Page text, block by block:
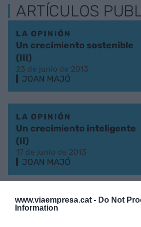
www.viaempresa.cat - Do Not
Information
ARTÍCULOS
LA OPINIÓN
Un crecimiento sostenible
(III)
23 de junio de 2013
JOAN MAJÓ
LA OPINIÓN
Un crecimiento inteligente
(II)
17 de junio de 2013
JOAN MAJÓ
LA OPINIÓN
Recuperar el crecimiento?